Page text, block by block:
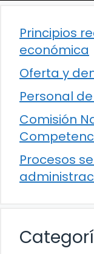
Principios
económica
Oferta y
Personal
Comisión
Procesos